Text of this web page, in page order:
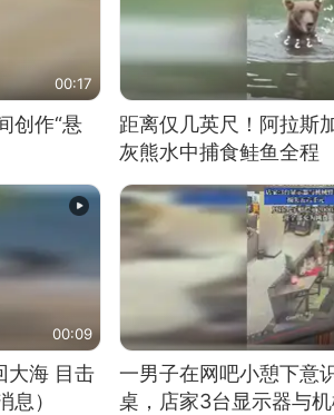
00:17
创作“悬
距离仅几英尺！阿拉斯
灰熊水中捕食鲑鱼全程
00:09
大海 目击
）
一男子在网吧小憩下意
桌，店家3台显示器与